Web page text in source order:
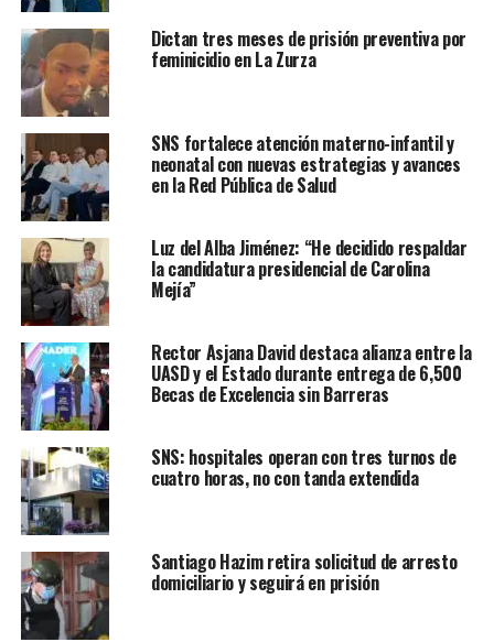
Dictan tres meses de prisión preventiva por
feminicidio en La Zurza
SNS fortalece atención materno-infantil y
neonatal con nuevas estrategias y avances
en la Red Pública de Salud
Luz del Alba Jiménez: “He decidido respaldar
la candidatura presidencial de Carolina
Mejía”
Rector Asjana David destaca alianza entre la
UASD y el Estado durante entrega de 6,500
Becas de Excelencia sin Barreras
SNS: hospitales operan con tres turnos de
cuatro horas, no con tanda extendida
Santiago Hazim retira solicitud de arresto
domiciliario y seguirá en prisión